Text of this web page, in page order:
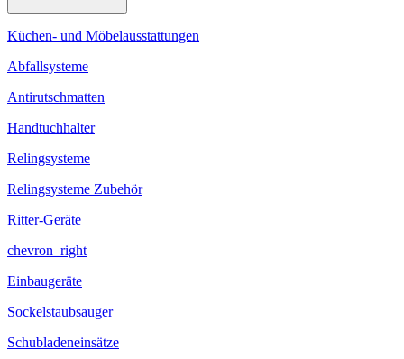
Küchen- und Möbelausstattungen
Abfallsysteme
Antirutschmatten
Handtuchhalter
Relingsysteme
Relingsysteme Zubehör
Ritter-Geräte
chevron_right
Einbaugeräte
Sockelstaubsauger
Schubladeneinsätze